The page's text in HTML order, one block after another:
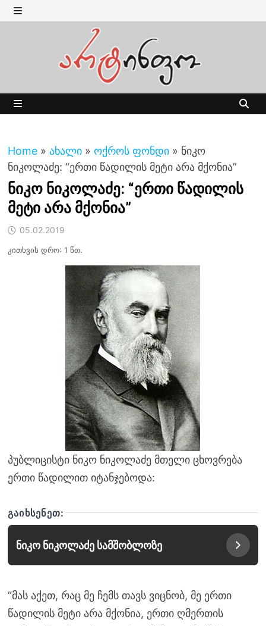
Skip
to MENU
Home » ახალი » ოქროს ფონდი » ნიკო
ნიკოლაძე: “ერთი წადილის მეტი არა მქონია”
ნიკო ნიკოლაძე: “ერთი წადილის
მეტი არა მქონია”
05.02.2019
კითხვის დრო: 1 წთ.
პუბლიცისტი ნიკო ნიკოლაძე მთელი ცხოვრება
ერთი წადილით იტანჯებოდა:
ᲒᲐᲘᲮᲡᲔᲜᲔᲗ:
ნიკო ნიკოლაძე სამშობლოზე
“მას აქეთ, რაც მე ჩემს თავს ვიცნობ, მე ერთი
წადილის მეტი არა მქონია, ერთი ღმერთის